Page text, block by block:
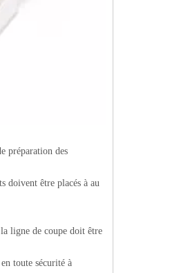
préparation des
doivent être placés à au
ligne de coupe doit être
toute sécurité à